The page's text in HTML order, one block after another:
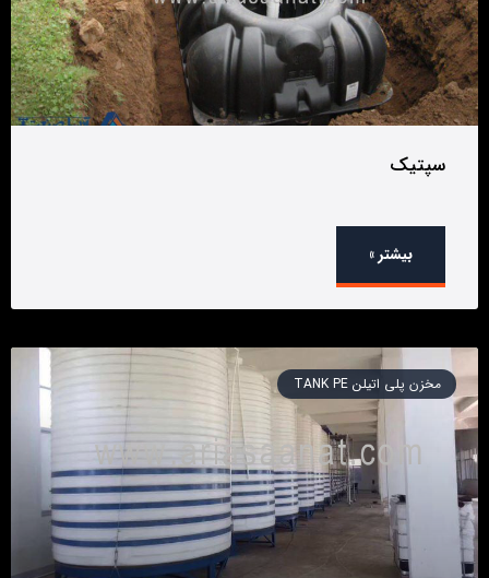
سپتیک
بیشتر »
مخزن پلی اتیلن TANK PE